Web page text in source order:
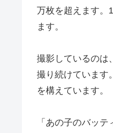
万枚を超えます。
ます。
撮影しているのは
撮り続けています。
を構えています。
「あの子のバッ